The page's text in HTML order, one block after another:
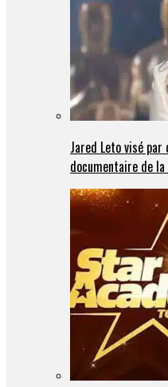
Jared Leto visé par
documentaire de la